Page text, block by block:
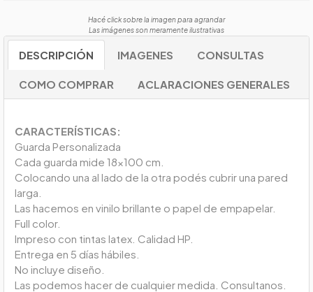
Hacé click sobre la imagen para agrandar
Las imágenes son meramente ilustrativas
DESCRIPCIÓN IMAGENES CONSULTAS
COMO COMPRAR ACLARACIONES GENERALES
CARACTERÍSTICAS:
Guarda Personalizada
Cada guarda mide 18x100 cm.
Colocando una al lado de la otra podés cubrir una pared
larga.
Las hacemos en vinilo brillante o papel de empapelar.
Full color.
Impreso con tintas latex. Calidad HP.
Entrega en 5 días hábiles.
No incluye diseño.
Las podemos hacer de cualquier medida. Consultanos.